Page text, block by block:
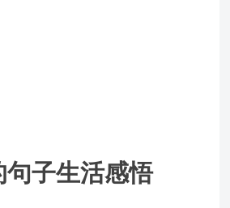
句子生活感悟